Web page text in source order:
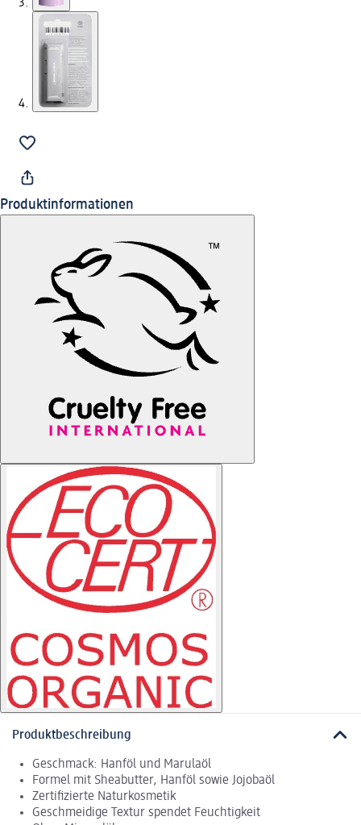
Produktinformationen
Produktbeschreibung
Geschmack: Hanföl und Marulaöl
Formel mit Sheabutter, Hanföl sowie Jojobaöl
Zertifizierte Naturkosmetik
Geschmeidige Textur spendet Feuchtigkeit